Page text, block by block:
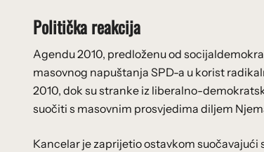
Politička reakcija
Agendu 2010, predloženu od
masovnog napuštanja SPD-a u korist
2010, dok su stranke iz liberalno-
suočiti s masovnim prosvjedima diljem
Kancelar je zaprijetio ostavkom